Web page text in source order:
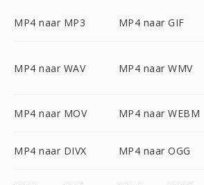
MP4 naar MP3 MP4 naar GIF
MP4 naar WAV MP4 naar WMV
MP4 naar MOV MP4 naar WEBM
MP4 naar DIVX MP4 naar OGG